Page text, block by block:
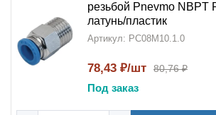
резьбой Pnevmo NBPT
латунь/пластик
Артикул: PC08M10.1.0
78,43 ₽/шт 80,76 ₽
Под заказ